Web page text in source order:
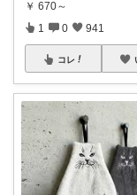
￥ 670～
1 0 941
コレ